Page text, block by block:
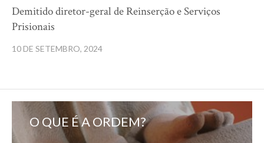
Demitido diretor-geral de Reinserção e Serviços
Prisionais
10 DE SETEMBRO, 2024
O QUE É A ORDEM?